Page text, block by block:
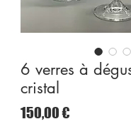
6 verres à
cristal
150,00 €